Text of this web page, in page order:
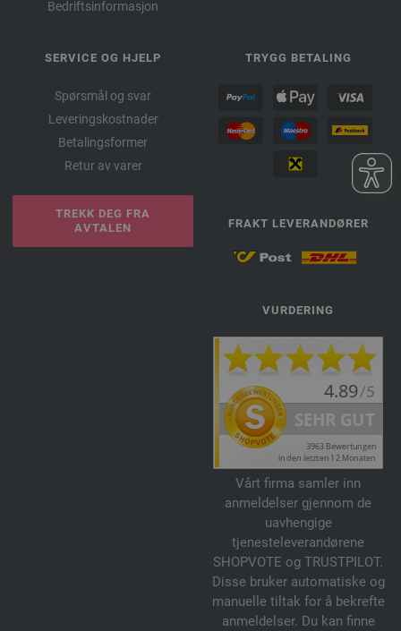
Bedriftsinformasjon
SERVICE OG HJELP
Spørsmål og svar
Leveringskostnader
Betalingsformer
Retur av varer
TREKK DEG FRA
AVTALEN
TRYGG BETALING
FRAKT LEVERANDØRER
VURDERING
Vårt firma samler inn
anmeldelser gjennom de
uavhengige
tjenesteleverandørene
SHOPVOTE og TRUSTPILOT.
Disse bruker automatiske og
manuelle tiltak for å bekrefte
anmeldelser. Du kan finne